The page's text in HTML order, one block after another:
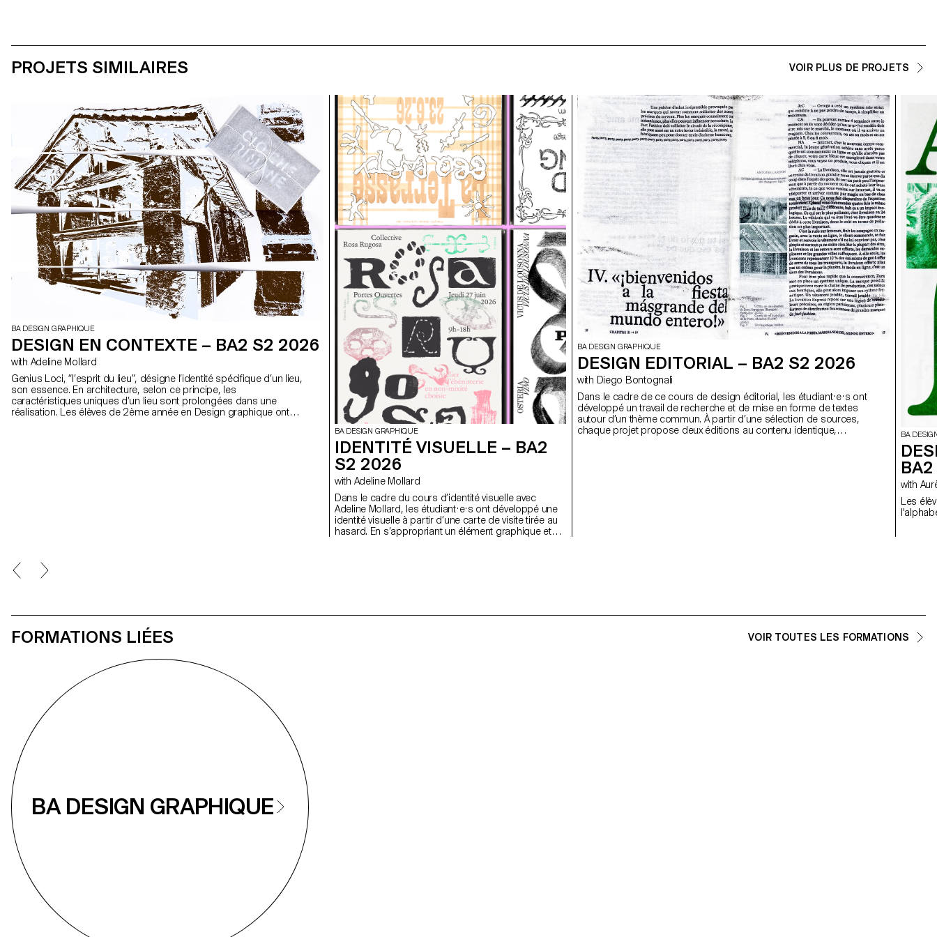
PROJETS SIMILAIRES VOIR PLUS DE PROJETS
BA DESIGN GRAPHIQUE
DESIGN EN CONTEXTE – BA2 S2 2026
with Adeline Mollard
Genius Loci, “l’esprit du lieu”, désigne l’identité spécifique d’un lieu,
son essence. En architecture, selon ce principe, les
caractéristiques uniques d’un lieu sont prolongées dans une
réalisation. Les élèves de 2ème année en Design graphique ont
BA DESIGN GRAPHIQUE
IDENTITÉ VISUELLE – BA2
S2 2026
with Adeline Mollard
Dans le cadre du cours d’identité visuelle avec
Adeline Mollard, les étudiant·e·s ont développé une
identité visuelle à partir d’une carte de visite tirée au
hasard. En s’appropriant un élément graphique et
BA DESIGN GRAPHIQUE
DESIGN EDITORIAL – BA2 S2 2026
with Diego Bontognali
Dans le cadre de ce cours de design éditorial, les étudiant·e·s ont
développé un travail de recherche et de mise en forme de textes
autour d’un thème commun. À partir d’une sélection de sources,
chaque projet propose deux éditions au contenu identique,
BA
with
Les
FORMATIONS LIÉES VOIR TOUTES LES FORMATIONS
BA DESIGN GRAPHIQUE